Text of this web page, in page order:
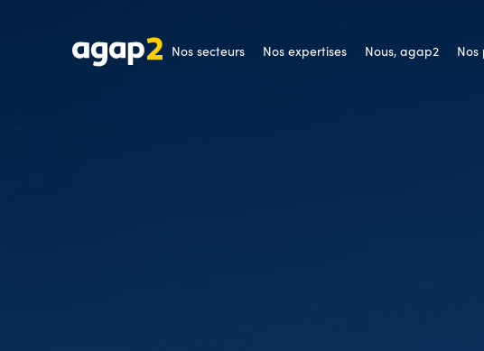
Nos secteurs Nos expertises Nous, agap2 Nos